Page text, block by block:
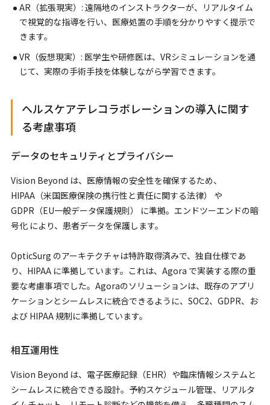
AR（拡張現実）: 遠隔地のインストラクターが、リアルタイム
で視覚的な指導を行い、医療処置の手順を分かりやすく提示で
きます。
VR（仮想現実）: 医学生や研修医は、VRシミュレーションを通
じて、実際の手術手技を体験しながら学習できます。
ヘルスケアテレコラボレーションの導入に関す
る考慮事項
データのセキュリティとプライバシー
Vision Beyond は、医療情報の安全性を確保するため、
HIPAA（米国医療保険の携行性と責任に関する法律） や
GDPR（EU一般データ保護規則） に準拠。エンドツーエンドの暗
号化 により、患者データを保護します。
OpticSurg のアーキテクチャは特許取得済みで、独自仕様であ
り、HIPAA に準拠しています。これは、Agora で実装する際の重
要な考慮事項でした。Agoraのソリューションは、既存のアプリ
ケーションとシームレスに統合できるように、SOC2、GDPR、お
よび HIPAA 規制に準拠しています。
相互運用性
Vision Beyond は、電子医療記録（EHR）や臨床情報システムと
シームレスに統合できる設計。予約スケジュール管理、リアルタ